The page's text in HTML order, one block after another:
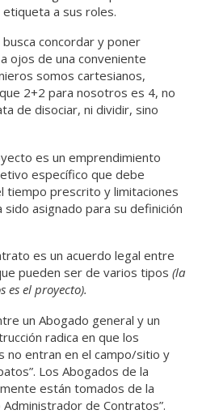
a sus roles.
concordar y poner
ojos de una conveniente
somos cartesianos,
2+2 para nosotros es 4, no
de disociar, ni dividir, sino
es un emprendimiento
específico que debe
tiempo prescrito y limitaciones
asignado para su definición
es un acuerdo legal entre
pueden ser de varios tipos (la
es el proyecto).
un Abogado general y un
radica en que los
no entran en el campo/sitio y
Los Abogados de la
están tomados de la
de Contratos”.